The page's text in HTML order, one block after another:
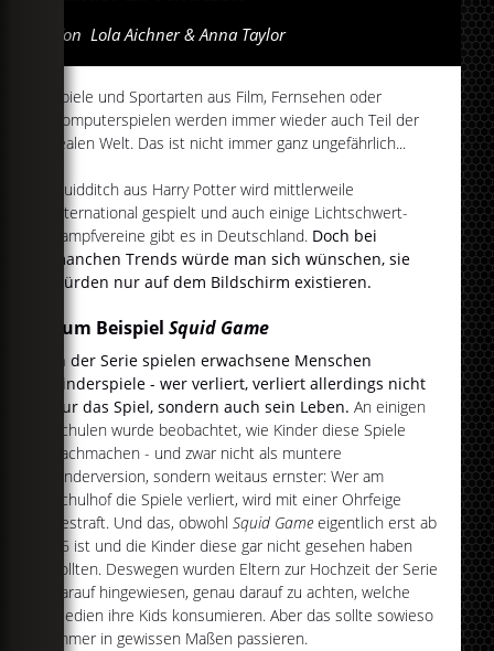
Von Lola Aichner & Anna Taylor
Spiele und Sportarten aus Film, Fernsehen oder
Computerspielen werden immer wieder auch Teil der
realen Welt. Das ist nicht immer ganz ungefährlich...
Quidditch aus Harry Potter wird mittlerweile
international gespielt und auch einige Lichtschwert-
Kampfvereine gibt es in Deutschland. Doch bei
manchen Trends würde man sich wünschen, sie
würden nur auf dem Bildschirm existieren.
Zum BeispielSquid Game
In der Serie spielen erwachsene Menschen
Kinderspiele - wer verliert, verliert allerdings nicht
nur das Spiel, sondern auch sein Leben. An einigen
Schulen wurde beobachtet, wie Kinder diese Spiele
nachmachen - und zwar nicht als muntere
Kinderversion, sondern weitaus ernster: Wer am
Schulhof die Spiele verliert, wird mit einer Ohrfeige
bestraft. Und das, obwohlSquid Game eigentlich erst ab
16 ist und die Kinder diese gar nicht gesehen haben
sollten. Deswegen wurden Eltern zur Hochzeit der Serie
darauf hingewiesen, genau darauf zu achten, welche
Medien ihre Kids konsumieren. Aber das sollte sowieso
immer in gewissen Maßen passieren.